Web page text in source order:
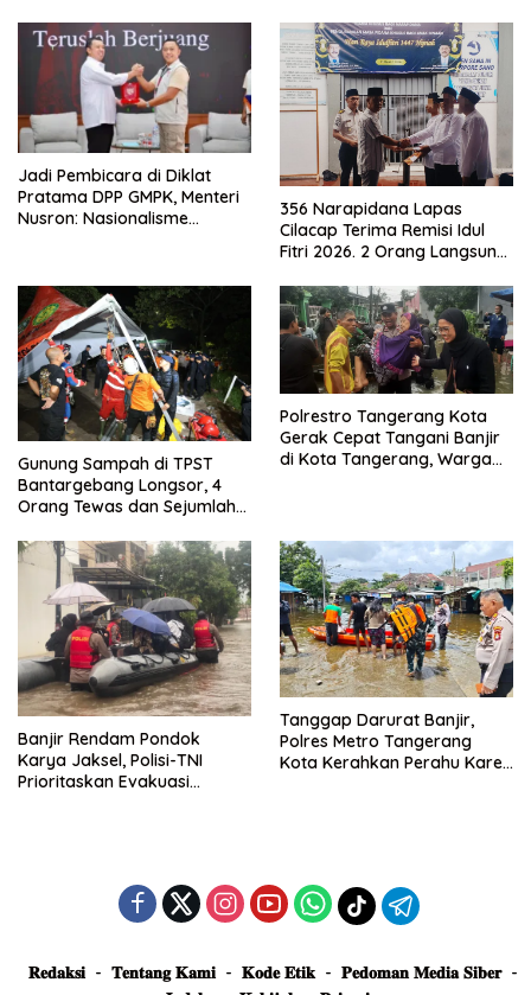
Jadi Pembicara di Diklat
Pratama DPP GMPK, Menteri
Nusron: Nasionalisme
356 Narapidana Lapas
Cilacap Terima Remisi Idul
Fitri 2026. 2 Orang Langsung
Gunung Sampah di TPST
Bantargebang Longsor, 4
Orang Tewas dan Sejumlah
Polrestro Tangerang Kota
Gerak Cepat Tangani Banjir
di Kota Tangerang, Warga
Banjir Rendam Pondok
Karya Jaksel, Polisi-TNI
Prioritaskan Evakuasi
Tanggap Darurat Banjir,
Polres Metro Tangerang
Kota Kerahkan Perahu Karet
𝐑𝐞𝐝𝐚𝐤𝐬𝐢 𝐓𝐞𝐧𝐭𝐚𝐧𝐠 𝐊𝐚𝐦𝐢 𝐊𝐨𝐝𝐞 𝐄𝐭𝐢𝐤
𝐏𝐞𝐝𝐨𝐦𝐚𝐧 𝐌𝐞𝐝𝐢𝐚 𝐒𝐢𝐛𝐞𝐫